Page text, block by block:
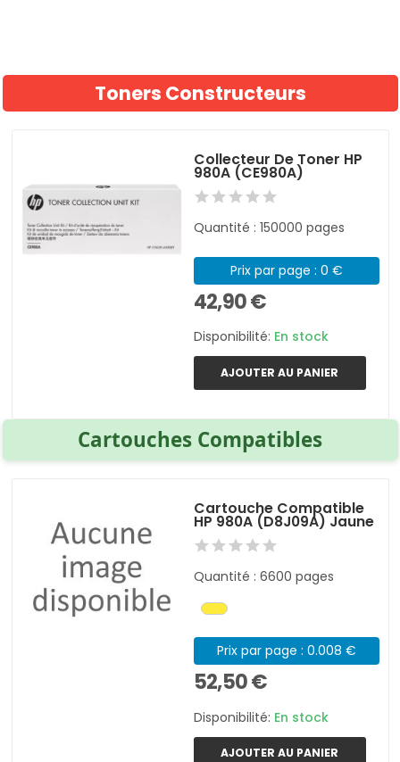
Toners Constructeurs
Collecteur De Toner HP
980A (CE980A)
Quantité : 150000 pages
Prix par page : 0 €
42,90 €
Disponibilité: En stock
AJOUTER AU PANIER
Cartouches Compatibles
Cartouche Compatible
HP 980A (D8J09A) Jaune
Quantité : 6600 pages
Prix par page : 0.008 €
52,50 €
Disponibilité: En stock
AJOUTER AU PANIER